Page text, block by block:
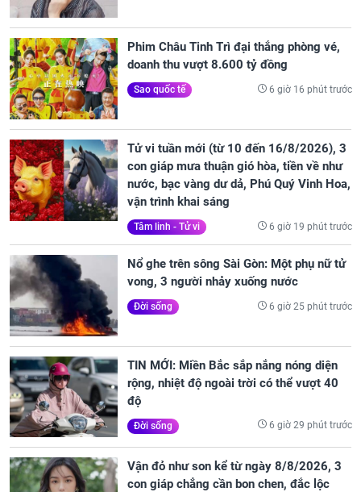
Phim Châu Tinh Trì đại thắng phòng vé,
doanh thu vượt 8.600 tỷ đồng
Sao quốc tế 6 giờ 16 phút trước
Tử vi tuần mới (từ 10 đến 16/8/2026), 3
con giáp mưa thuận gió hòa, tiền về như
nước, bạc vàng dư dả, Phú Quý Vinh Hoa,
vận trình khai sáng
Tâm linh - Tử vi 6 giờ 19 phút trước
Nổ ghe trên sông Sài Gòn: Một phụ nữ tử
vong, 3 người nhảy xuống nước
Đời sống 6 giờ 25 phút trước
TIN MỚI: Miền Bắc sắp nắng nóng diện
rộng, nhiệt độ ngoài trời có thể vượt 40
độ
Đời sống 6 giờ 29 phút trước
Vận đỏ như son kể từ ngày 8/8/2026, 3
con giáp chẳng cần bon chen, đắc lộc